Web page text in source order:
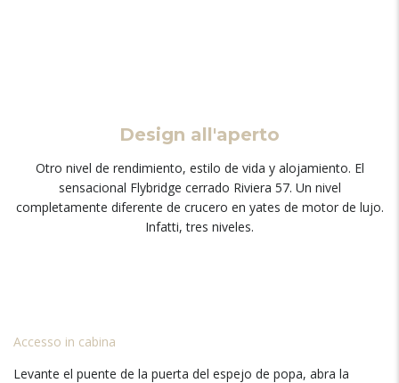
Design all'aperto
Otro nivel de rendimiento, estilo de vida y alojamiento. El
sensacional Flybridge cerrado Riviera 57. Un nivel
completamente diferente de crucero en yates de motor de lujo.
Infatti,tres niveles.
Accesso in cabina
Levante el puente de la puerta del espejo de popa, abra la